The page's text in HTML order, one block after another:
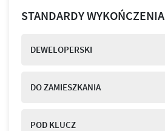
STANDARDY WYKOŃCZENIA
DEWELOPERSKI
DO ZAMIESZKANIA
POD KLUCZ